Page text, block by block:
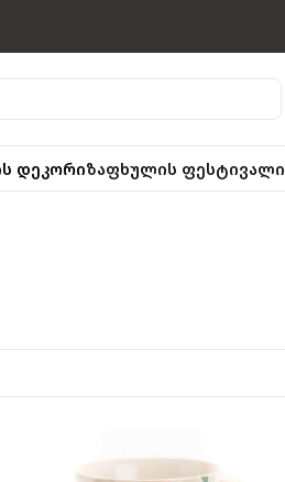
დეკორიზაფხულის ფესტივალი